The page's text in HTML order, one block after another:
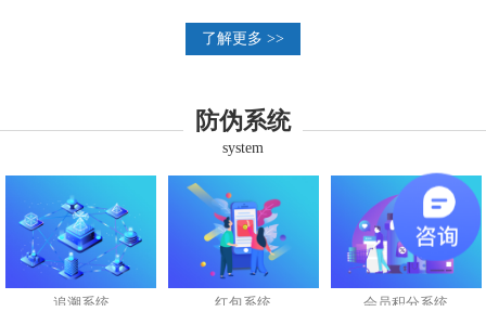
了解更多 >>
防伪系统
system
追溯系统 红包系统 会员积分系统